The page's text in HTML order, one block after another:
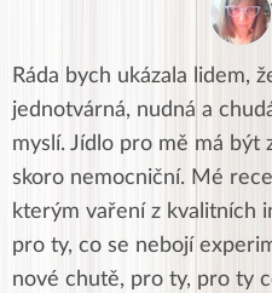
Ráda bych ukázala lidem,
jednotvárná, nudná a
myslí. Jídlo pro mě má být
skoro nemocniční. Mé
kterým vaření z kvalitních
pro ty, co se nebojí
nové chutě, pro ty, pro ty